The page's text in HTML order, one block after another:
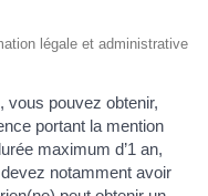
légale et administrative
vous pouvez obtenir,
portant la mention
maximum d’1 an,
notamment avoir